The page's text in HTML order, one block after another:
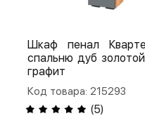
Шкаф пенал
спальню дуб
графит
Код товара: 215293
(5)